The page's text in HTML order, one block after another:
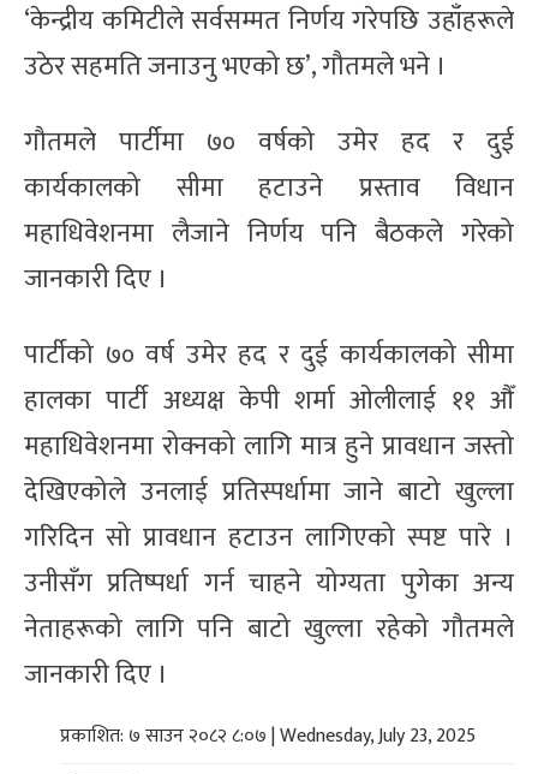
‘केन्द्रीय कमिटीले सर्वसम्मत निर्णय गरेपछि उहाँहरूले
उठेर सहमति जनाउनु भएको छ’, गौतमले भने ।
गौतमले पार्टीमा ७० वर्षको उमेर हद र दुई
कार्यकालको सीमा हटाउने प्रस्ताव विधान
महाधिवेशनमा लैजाने निर्णय पनि बैठकले गरेको
जानकारी दिए ।
पार्टीको ७० वर्ष उमेर हद र दुई कार्यकालको सीमा
हालका पार्टी अध्यक्ष केपी शर्मा ओलीलाई ११ औँ
महाधिवेशनमा रोक्नको लागि मात्र हुने प्रावधान जस्तो
देखिएकोले उनलाई प्रतिस्पर्धामा जाने बाटो खुल्ला
गरिदिन सो प्रावधान हटाउन लागिएको स्पष्ट पारे ।
उनीसँग प्रतिष्पर्धा गर्न चाहने योग्यता पुगेका अन्य
नेताहरूको लागि पनि बाटो खुल्ला रहेको गौतमले
जानकारी दिए ।
प्रकाशित: ७ साउन २०८२ ८:०७ | Wednesday, July 23, 2025